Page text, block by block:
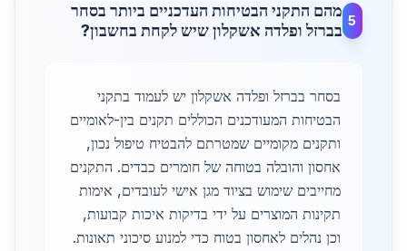
5
מהם התקני הבטיחות העדכניים ביותר בסחר
בברזל ופלדה אשקלון שיש לקחת בחשבון?
בסחר בברזל ופלדה אשקלון יש לעמוד בתקני
הבטיחות המעודכנים הכוללים תקנים בין-לאומיים
ותקנים מקומיים שמטרתם להבטיח טיפול נכון,
אחסון והובלה בטוחה של חומרים כבדים. התקנים
מחייבים שימוש בציוד מגן אישי לעובדים, אימות
תקינות המוצרים על ידי בדיקות איכות קבועות,
וכן נהלים לאחסון בטוח כדי למנוע סיכוני תאונות.